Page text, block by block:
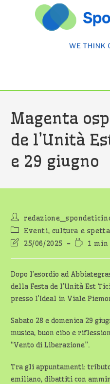
Magenta
de l’Unità
e 29 giugno
Autore
dell'articolo:
Categoria
dell'articolo:
Eventi, cultura e
Ultima
dell'articolo:
25/06/2025
Tempo
lettura:
1
Dopo l’esordio ad
della Festa de l’Unità Est
presso l’Ideal in Viale
Sabato 28 e domenica 29
musica, buon cibo e
“Vento di Liberazione”.
Tra gli appuntamenti:
emiliano, dibattiti con